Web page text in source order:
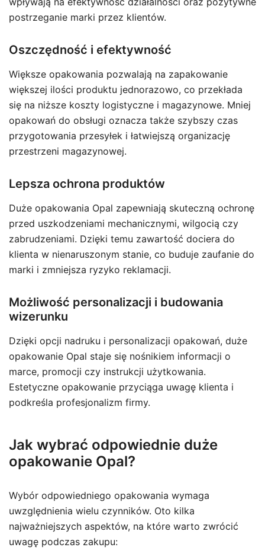
postrzeganie marki przez klientów.
Oszczędność i efektywność
Większe opakowania pozwalają na zapakowanie
większej ilości produktu jednorazowo, co przekłada
się na niższe koszty logistyczne i magazynowe. Mniej
opakowań do obsługi oznacza także szybszy czas
przygotowania przesyłek i łatwiejszą organizację
przestrzeni magazynowej.
Lepsza ochrona produktów
Duże opakowania Opal zapewniają skuteczną ochronę
przed uszkodzeniami mechanicznymi, wilgocią czy
zabrudzeniami. Dzięki temu zawartość dociera do
klienta w nienaruszonym stanie, co buduje zaufanie do
marki i zmniejsza ryzyko reklamacji.
Możliwość personalizacji i budowania
wizerunku
Dzięki opcji nadruku i personalizacji opakowań, duże
opakowanie Opal staje się nośnikiem informacji o
marce, promocji czy instrukcji użytkowania.
Estetyczne opakowanie przyciąga uwagę klienta i
podkreśla profesjonalizm firmy.
Jak wybrać odpowiednie duże
opakowanie Opal?
Wybór odpowiedniego opakowania wymaga
uwzględnienia wielu czynników. Oto kilka
najważniejszych aspektów, na które warto zwrócić
uwagę podczas zakupu: